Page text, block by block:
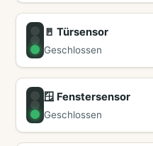
🚪 Türsensor
Geschlossen
🪟 Fenstersensor
Geschlossen